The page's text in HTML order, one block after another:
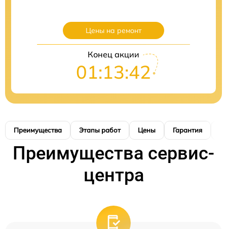
Цены на ремонт
Конец акции
01:13:41
Преимущества Этапы работ Цены Гарантия
Преимущества сервис-
центра